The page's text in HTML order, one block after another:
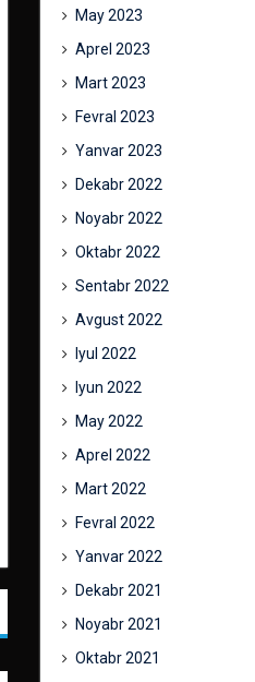
May 2023
Aprel 2023
Mart 2023
Fevral 2023
Yanvar 2023
Dekabr 2022
Noyabr 2022
Oktabr 2022
Sentabr 2022
Avgust 2022
Iyul 2022
Iyun 2022
May 2022
Aprel 2022
Mart 2022
Fevral 2022
Yanvar 2022
Dekabr 2021
Noyabr 2021
Oktabr 2021